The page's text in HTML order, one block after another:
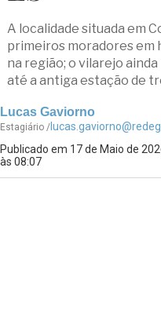
A localidade situada em
primeiros moradores em
na região; o vilarejo
até a antiga estação de
Lucas Gaviorno
Estagiário /
Publicado em 17 de Maio de
às 08:07